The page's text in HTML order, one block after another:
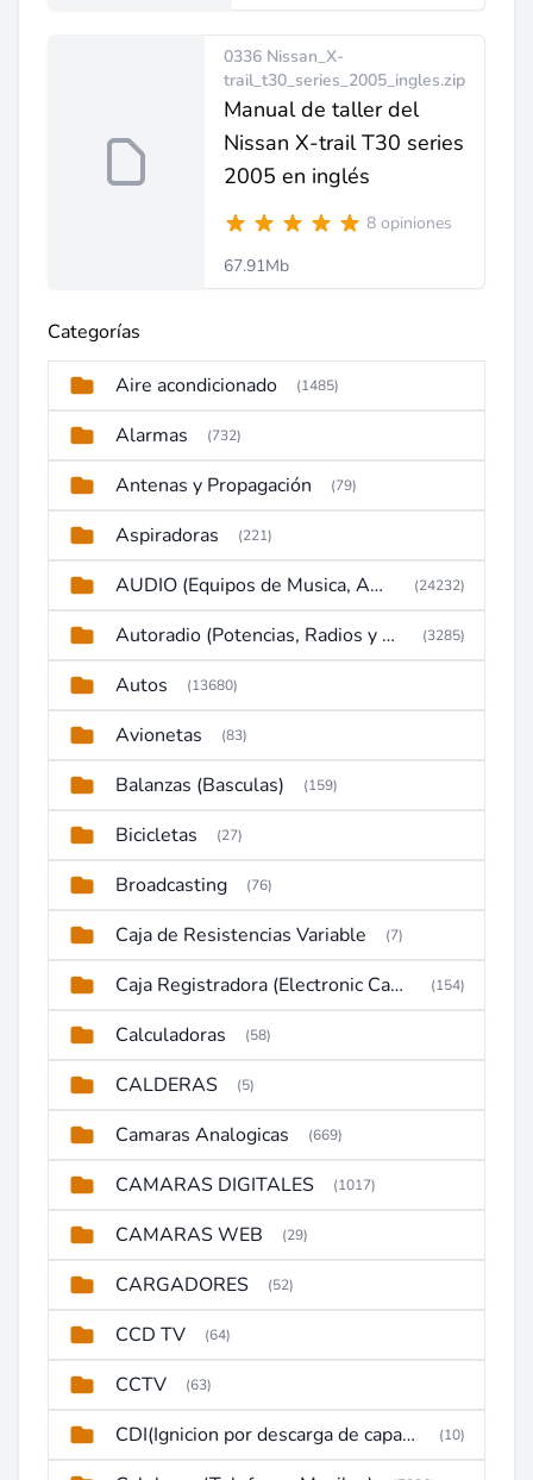
0336 Nissan_X-
trail_t30_series_2005_ingles.zip
Manual de taller del
Nissan X-trail T30 series
2005 en inglés
8 opiniones
67.91Mb
Categorías
Aire acondicionado (1485)
Alarmas (732)
Antenas y Propagación (79)
Aspiradoras (221)
AUDIO (Equipos de Musica, Amplificadores, Reproductores, Etc) (24232)
Autoradio (Potencias, Radios y DVD) (3285)
Autos (13680)
Avionetas (83)
Balanzas (Basculas) (159)
Bicicletas (27)
Broadcasting (76)
Caja de Resistencias Variable (7)
Caja Registradora (Electronic Cash Register) (154)
Calculadoras (58)
CALDERAS (5)
Camaras Analogicas (669)
CAMARAS DIGITALES (1017)
CAMARAS WEB (29)
CARGADORES (52)
CCD TV (64)
CCTV (63)
CDI(Ignicion por descarga de capacitor) (10)